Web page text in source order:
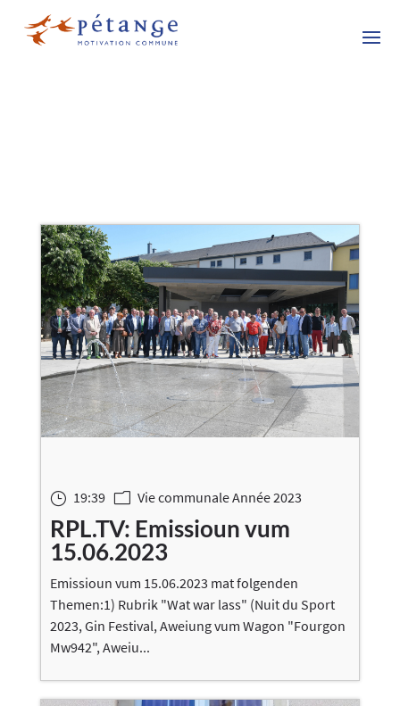
} 19:39 m Vie communale Année 2023
RPL.TV: Emissioun vum
15.06.2023
Emissioun vum 15.06.2023 mat folgenden
Themen:1) Rubrik "Wat war lass" (Nuit du Sport
2023, Gin Festival, Aweiung vum Wagon "Fourgon
Mw942", Aweiu...